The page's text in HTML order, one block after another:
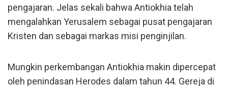
pengajaran. Jelas sekali bahwa Antiokhia telah
mengalahkan Yerusalem sebagai pusat pengajaran
Kristen dan sebagai markas misi penginjilan.
Mungkin perkembangan Antiokhia makin dipercepat
oleh penindasan Herodes dalam tahun 44. Gereja di